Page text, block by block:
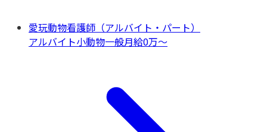
愛玩動物看護師（アルバイト・パート）
アルバイト小動物一般月給0万〜